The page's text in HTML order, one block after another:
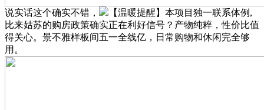
说实话这个确实不错，
【温暖提醒】本项目独一联系体例,
比来姑苏的购房政策确实正在利好信号？产物纯粹，性价比值
得关心。景不雅样板间五一全线亿，日常购物和休闲完全够
用。